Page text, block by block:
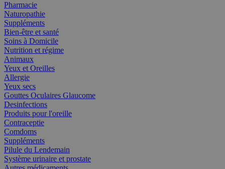
Pharmacie
Naturopathie
Suppléments
Bien-être et santé
Soins à Domicile
Nutrition et régime
Animaux
Yeux et Oreilles
Allergie
Yeux secs
Gouttes Oculaires Glaucome
Desinfections
Produits pour l'oreille
Contraceptie
Comdoms
Suppléments
Pilule du Lendemain
Système urinaire et prostate